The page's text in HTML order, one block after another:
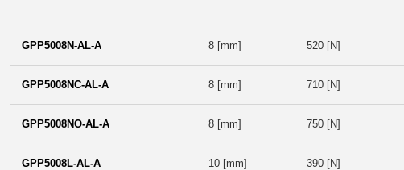
GPP5008N-AL-A 8 [mm] 520 [N]
GPP5008NC-AL-A 8 [mm] 710 [N]
GPP5008NO-AL-A 8 [mm] 750 [N]
GPP5008L-AL-A 10 [mm] 390 [N]